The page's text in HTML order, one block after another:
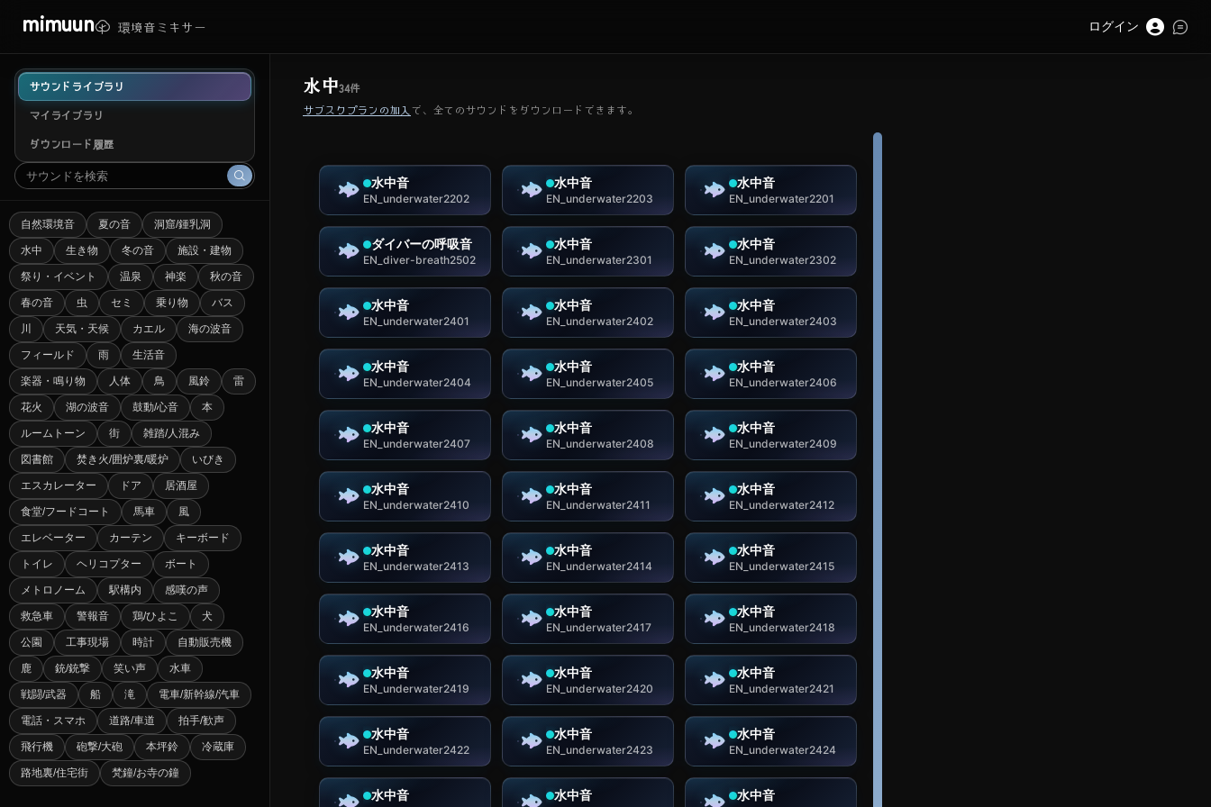
サウンドライブラリ
マイライブラリ
ダウンロード履歴
自然環境音 夏の音 洞窟/鍾乳洞
水中 生き物 冬の音 施設・建物
祭り・イベント 温泉 神楽 秋の音
春の音 虫 セミ 乗り物 バス
川 天気・天候 カエル 海の波音
フィールド 雨 生活音
楽器・鳴り物 人体 鳥 風鈴 雷
花火 湖の波音 鼓動/心音 本
ルームトーン 街 雑踏/人混み
図書館 焚き火/囲炉裏/暖炉 いびき
エスカレーター ドア 居酒屋
食堂/フードコート 馬車 風
エレベーター カーテン キーボード
トイレ ヘリコプター ボート
メトロノーム 駅構内 感嘆の声
救急車 警報音 鶏/ひよこ 犬
公園 工事現場 時計 自動販売機
鹿 銃/銃撃 笑い声 水車
戦闘/武器 船 滝 電車/新幹線/汽車
電話・スマホ 道路/車道 拍手/歓声
飛行機 砲撃/大砲 本坪鈴 冷蔵庫
路地裏/住宅街 梵鐘/お寺の鐘
水中34件
サブスクプランの加入 で、全てのサウンドをダウンロードできます。
水中音
EN_underwater2202
水中音
EN_underwater2203
水中音
EN_underwater2201
ダイバーの呼吸音
EN_diver-breath2502
水中音
EN_underwater2301
水中音
EN_underwater2302
水中音
EN_underwater2401
水中音
EN_underwater2402
水中音
EN_underwater2403
水中音
EN_underwater2404
水中音
EN_underwater2405
水中音
EN_underwater2406
水中音
EN_underwater2407
水中音
EN_underwater2408
水中音
EN_underwater2409
水中音
EN_underwater2410
水中音
EN_underwater2411
水中音
EN_underwater2412
水中音
EN_underwater2413
水中音
EN_underwater2414
水中音
EN_underwater2415
水中音
EN_underwater2416
水中音
EN_underwater2417
水中音
EN_underwater2418
水中音
EN_underwater2419
水中音
EN_underwater2420
水中音
EN_underwater2421
水中音
EN_underwater2422
水中音
EN_underwater2423
水中音
EN_underwater2424
水中音 水中音 水中音
mimuun 環境音ミキサー ログイン